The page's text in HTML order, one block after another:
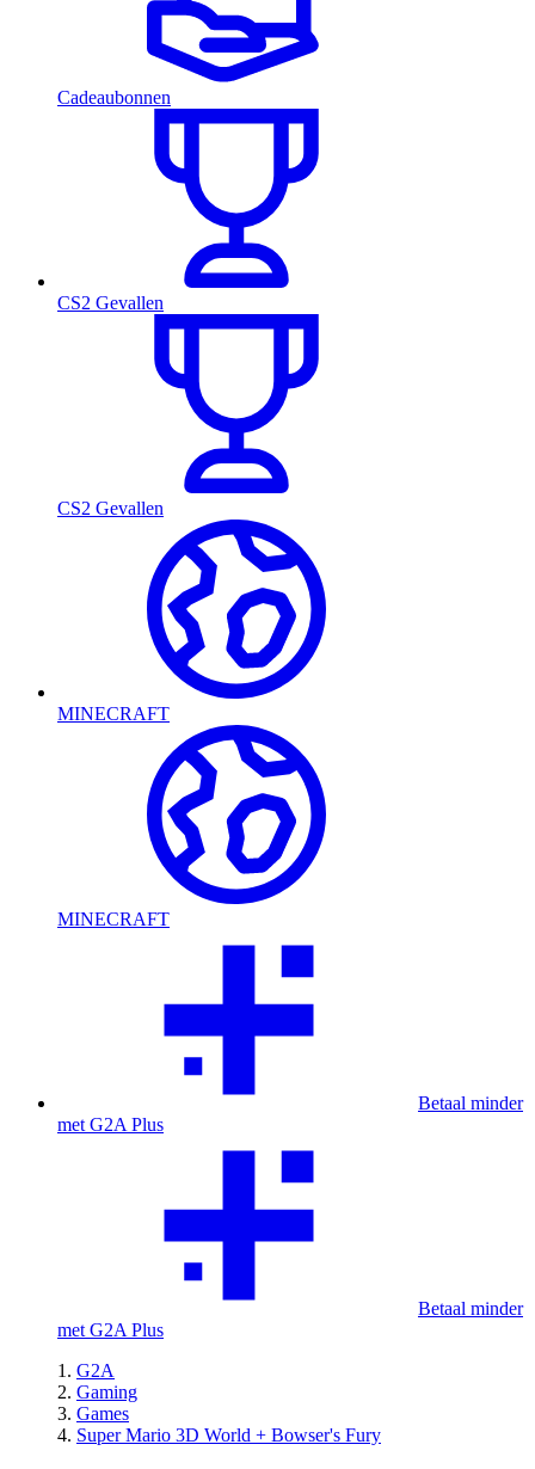
Cadeaubonnen
CS2 Gevallen
CS2 Gevallen
MINECRAFT
MINECRAFT
Betaal minder
met G2A Plus
Betaal minder
met G2A Plus
G2A
Gaming
Games
Super Mario 3D World + Bowser's Fury